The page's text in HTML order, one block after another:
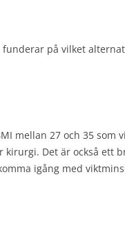
på vilket
mellan 27 och 35 som
Det är också ett
igång med